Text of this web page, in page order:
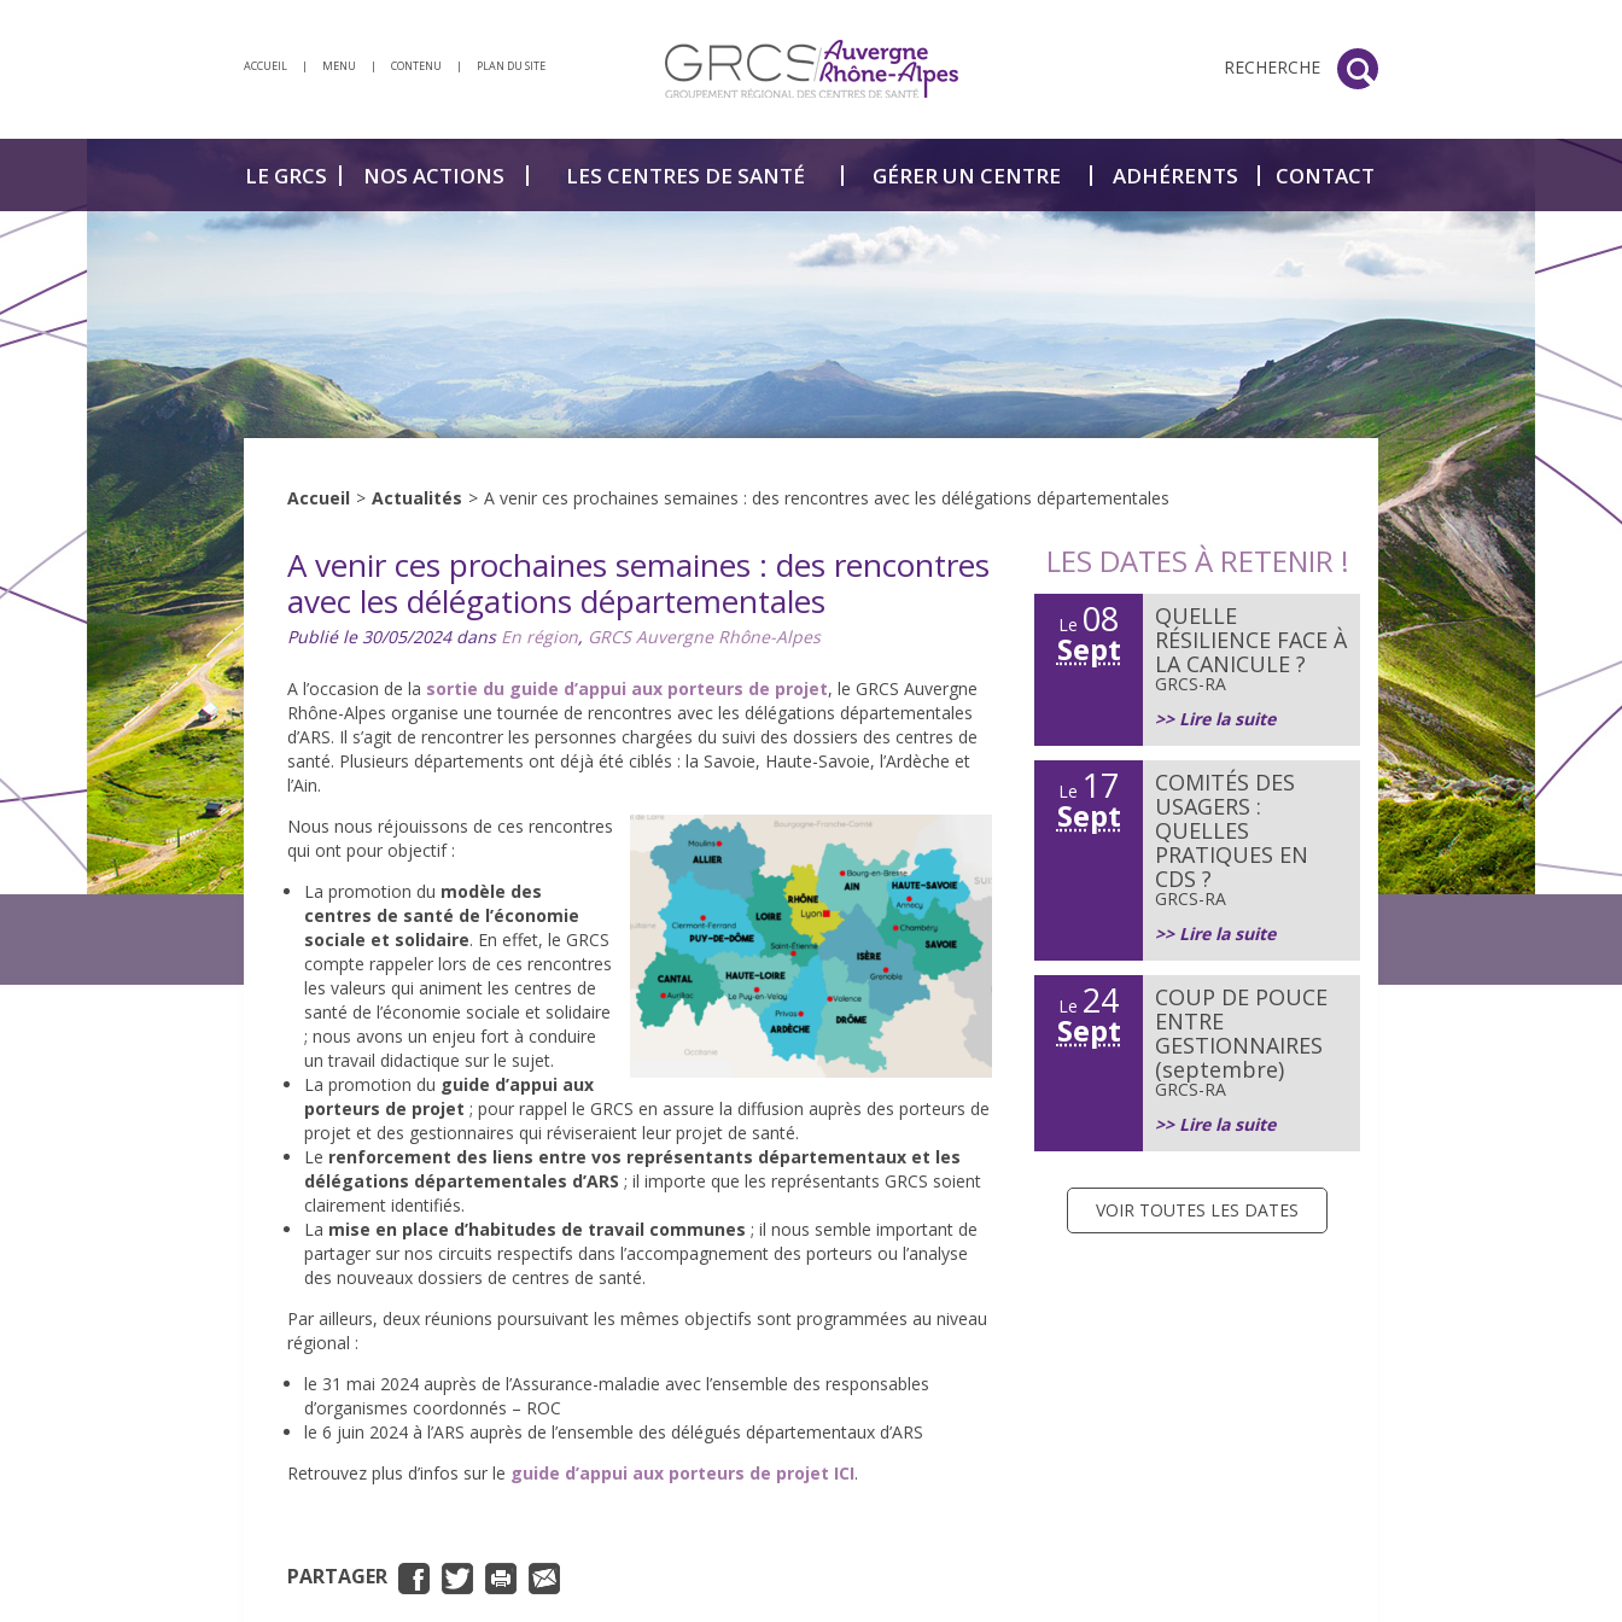
ACCUEIL | MENU | CONTENU | PLAN DU SITE RECHERCHE
LE GRCS NOS ACTIONS LES CENTRES DE SANTÉ GÉRER UN CENTRE ADHÉRENTS CONTACT
Accueil > Actualités > A venir ces prochaines semaines : des rencontres avec les délégations départementales
A venir ces prochaines semaines : des rencontres
avec les délégations départementales
Publié le 30/05/2024 dans En région, GRCS Auvergne Rhône-Alpes
A l’occasion de la sortie du guide d’appui aux porteurs de projet, le GRCS Auvergne
Rhône-Alpes organise une tournée de rencontres avec les délégations départementales
d’ARS. Il s’agit de rencontrer les personnes chargées du suivi des dossiers des centres de
santé. Plusieurs départements ont déjà été ciblés : la Savoie, Haute-Savoie, l’Ardèche et
l’Ain.
Nous nous réjouissons de ces rencontres
qui ont pour objectif :
La promotion du modèle des
centres de santé de l’économie
sociale et solidaire. En effet, le GRCS
compte rappeler lors de ces rencontres
les valeurs qui animent les centres de
santé de l’économie sociale et solidaire
; nous avons un enjeu fort à conduire
un travail didactique sur le sujet.
La promotion du guide d’appui aux
porteurs de projet ; pour rappel le GRCS en assure la diffusion auprès des porteurs de
projet et des gestionnaires qui réviseraient leur projet de santé.
Le renforcement des liens entre vos représentants départementaux et les
délégations départementales d’ARS ; il importe que les représentants GRCS soient
clairement identifiés.
La mise en place d’habitudes de travail communes ; il nous semble important de
partager sur nos circuits respectifs dans l’accompagnement des porteurs ou l’analyse
des nouveaux dossiers de centres de santé.
Par ailleurs, deux réunions poursuivant les mêmes objectifs sont programmées au niveau
régional :
le 31 mai 2024 auprès de l’Assurance-maladie avec l’ensemble des responsables
d’organismes coordonnés – ROC
le 6 juin 2024 à l’ARS auprès de l’ensemble des délégués départementaux d’ARS
Retrouvez plus d’infos sur le guide d’appui aux porteurs de projet ICI.
PARTAGER
LES DATES À RETENIR !
Le 08
Sept
QUELLE
RÉSILIENCE FACE À
LA CANICULE ?
GRCS-RA
>> Lire la suite
Le 17
Sept
COMITÉS DES
USAGERS :
QUELLES
PRATIQUES EN
CDS ?
GRCS-RA
>> Lire la suite
Le 24
Sept
COUP DE POUCE
ENTRE
GESTIONNAIRES
(septembre)
GRCS-RA
>> Lire la suite
VOIR TOUTES LES DATES